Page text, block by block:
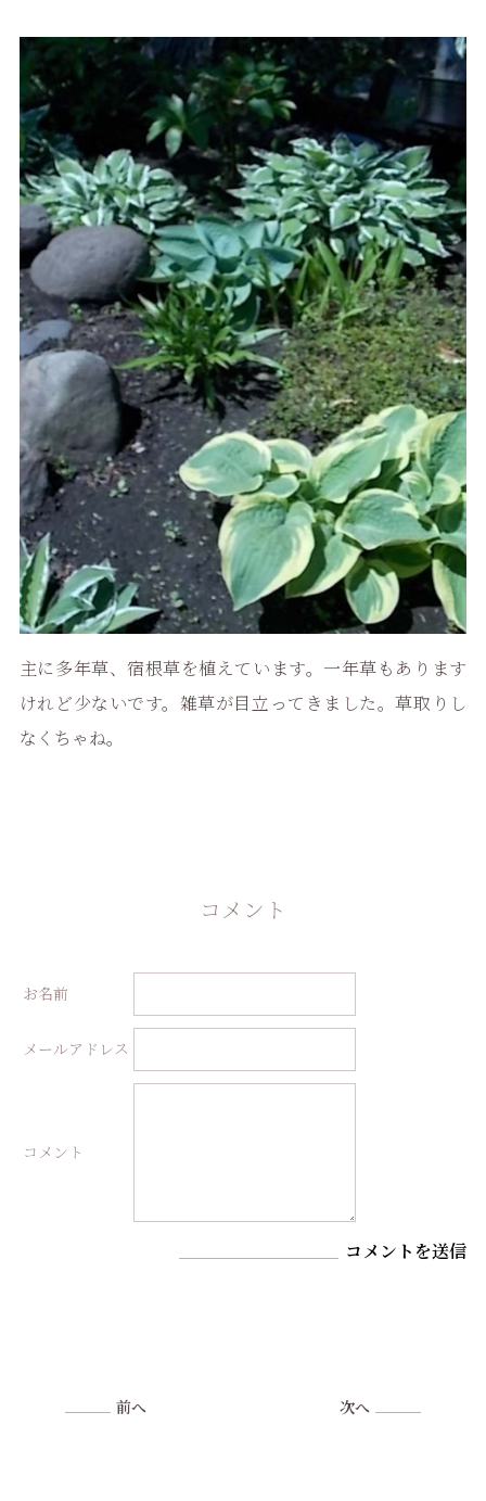
主に多年草、宿根草を植えています。一年草もあります
けれど少ないです。雑草が目立ってきました。草取りし
なくちゃね。
コメント
お名前
メールアドレス
コメント
コメントを送信
前へ 次へ